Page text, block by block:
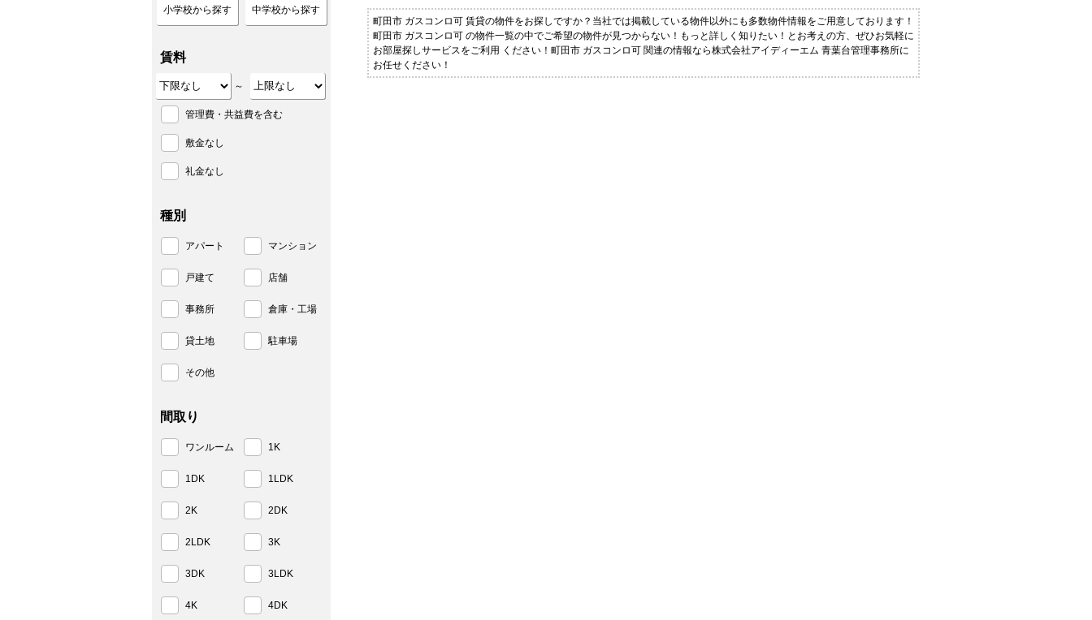
町田市 ガスコンロ可 賃貸の物件をお探しですか？当社では掲載している物件以外にも多数物件情報をご用意しております！
町田市 ガスコンロ可 の物件一覧の中でご希望の物件が見つからない！もっと詳しく知りたい！とお考えの方、ぜひお気軽に
お部屋探しサービスをご利用 ください！町田市 ガスコンロ可 関連の情報なら株式会社アイディーエム 青葉台管理事務所に
お任せください！
小学校から探す 中学校から探す
賃料
～
管理費・共益費を含む
敷金なし
礼金なし
種別
アパート マンション
戸建て 店舗
事務所 倉庫・工場
貸土地 駐車場
その他
間取り
ワンルーム 1K
1DK 1LDK
2K 2DK
2LDK 3K
3DK 3LDK
4K 4DK